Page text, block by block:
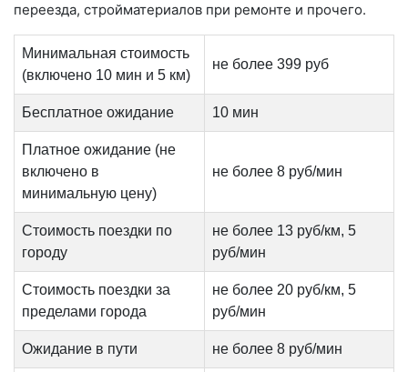
переезда, стройматериалов при ремонте и прочего.
Минимальная стоимость
(включено 10 мин и 5 км)
не более 399 руб
Бесплатное ожидание 10 мин
Платное ожидание (не
включено в
минимальную цену)
не более 8 руб/мин
Стоимость поездки по
городу
не более 13 руб/км, 5
руб/мин
Стоимость поездки за
пределами города
не более 20 руб/км, 5
руб/мин
Ожидание в пути не более 8 руб/мин